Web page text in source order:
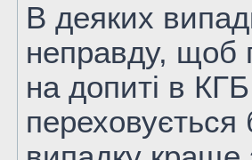
В деяких
неправду, щоб
на допиті в